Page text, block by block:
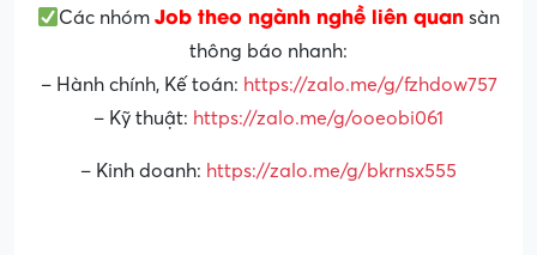
Các nhómJob theo ngành nghề liên quan sàn
thông báo nhanh:
– Hành chính, Kế toán: https://zalo.me/g/fzhdow757
– Kỹ thuật: https://zalo.me/g/ooeobi061
– Kinh doanh: https://zalo.me/g/bkrnsx555